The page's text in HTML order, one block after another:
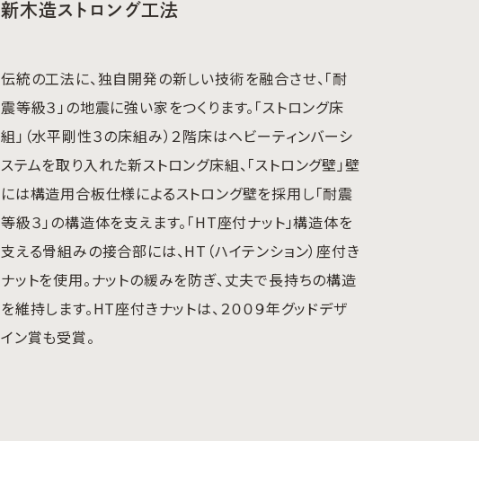
新木造ストロング工法
伝統の工法に、独自開発の新しい技術を融合させ、「耐
震等級３」の地震に強い家をつくります。「ストロング床
組」（水平剛性３の床組み）２階床はヘビーティンバーシ
ステムを取り入れた新ストロング床組、「ストロング壁」壁
には構造用合板仕様によるストロング壁を採用し「耐震
等級３」の構造体を支えます。「HT座付ナット」構造体を
支える骨組みの接合部には、HT（ハイテンション）座付き
ナットを使用。ナットの緩みを防ぎ、丈夫で長持ちの構造
を維持します。HT座付きナットは、２００９年グッドデザ
イン賞も受賞。